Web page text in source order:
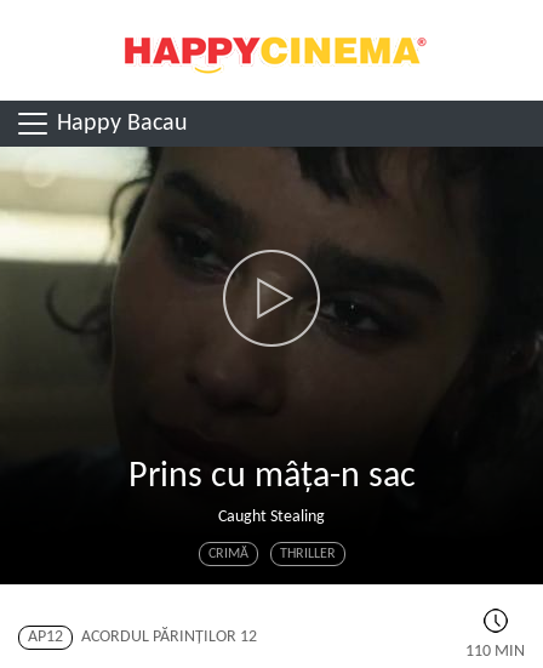
Happy Bacau
Prins cu mâța-n sac
Caught Stealing
CRIMĂ THRILLER
AP12
ACORDUL PĂRINŢILOR 12
110 MIN